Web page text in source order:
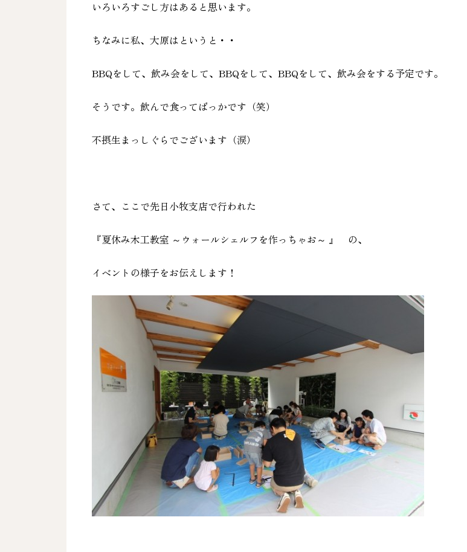
いろいろすごし方はあると思います。
ちなみに私、大原はというと・・
BBQをして、飲み会をして、BBQをして、BBQをして、飲み会をする予定です。
そうです。飲んで食ってばっかです（笑）
不摂生まっしぐらでございます（涙）
さて、ここで先日小牧支店で行われた
『夏休み木工教室 ～ウォールシェルフを作っちゃお～ 』 の、
イベントの様子をお伝えします！